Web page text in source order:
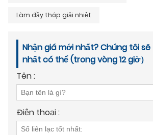
Làm đầy tháp giải nhiệt
Nhận giá mới nhất? Chúng tôi
nhất có thể (trong vòng 12 giờ）
Tên :
Điện thoại :